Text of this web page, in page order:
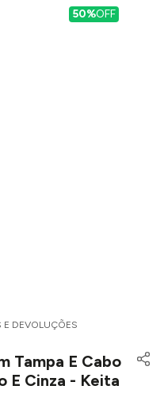
50%OFF
E DEVOLUÇÕES
Tampa E Cabo
E Cinza - Keita